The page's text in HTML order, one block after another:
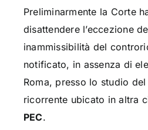
Preliminarmente la Corte
disattendere l’eccezione
inammissibilità del
notificato, in assenza di
Roma, presso lo studio
ricorrente ubicato in altra
PEC.